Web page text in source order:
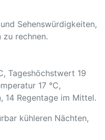
Sehenswürdigkeiten,
rechnen.
Tageshöchstwert 19
17 °C,
14 Regentage im Mittel.
kühleren Nächten,